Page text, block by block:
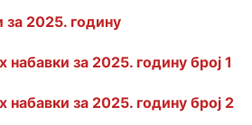
за 2025. годину
набавки за 2025. годину број 1
набавки за 2025. годину број 2